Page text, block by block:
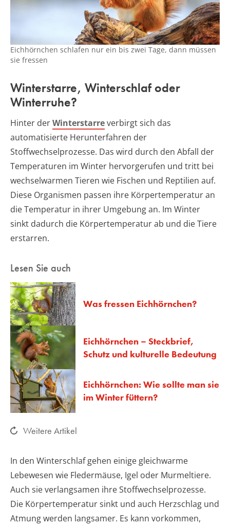
Eichhörnchen schlafen nur ein bis zwei Tage, dann müssen
sie fressen
Winterstarre, Winterschlaf oder
Winterruhe?
Hinter derWinterstarreverbirgt sich das
automatisierte Herunterfahren der
Stoffwechselprozesse. Das wird durch den Abfall der
Temperaturen im Winter hervorgerufen und tritt bei
wechselwarmen Tieren wie Fischen und Reptilien auf.
Diese Organismen passen ihre Körpertemperatur an
die Temperatur in ihrer Umgebung an. Im Winter
sinkt dadurch die Körpertemperatur ab und die Tiere
erstarren.
Lesen Sie auch
Was fressen Eichhörnchen?
Eichhörnchen – Steckbrief,
Schutz und kulturelle Bedeutung
Eichhörnchen: Wie sollte man sie
im Winter füttern?
Weitere Artikel
In den Winterschlaf gehen einige gleichwarme
Lebewesen wie Fledermäuse, Igel oder Murmeltiere.
Auch sie verlangsamen ihre Stoffwechselprozesse.
Die Körpertemperatur sinkt und auch Herzschlag und
Atmung werden langsamer. Es kann vorkommen,